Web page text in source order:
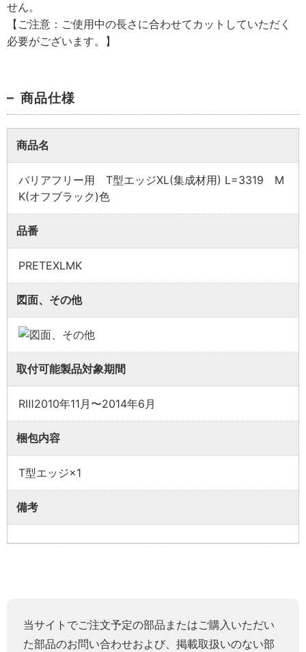
せん。
【ご注意：ご使用中の長さに合わせてカットしていただく
必要がございます。】
商品仕様
商品名
バリアフリー用 T型エッジXL(集成材用) L=3319 M
K(オフブラック)色
品番
PRETEXLMK
図面、その他
取付可能製品対象期間
RⅢ2010年11月〜2014年6月
梱包内容
T型エッジ×1
備考
当サイトでご注文予定の部品またはご購入いただい
た部品のお問い合わせおよび、掲載取扱いのない部
業者様向け商品とは
取付方法説明書や埋木などの同梱品が付属してい
ない商品です。
同梱品が必要な場合は、「※業者様向け」と記載の
ない商品をご購入ください。